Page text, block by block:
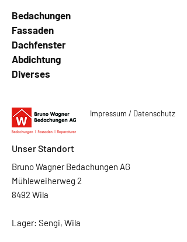
Bedachungen
Fassaden
Dachfenster
Abdichtung
Diverses
Impressum / Datenschutz
Unser Standort
Bruno Wagner Bedachungen AG
Mühleweiherweg 2
8492 Wila
Lager: Sengi, Wila